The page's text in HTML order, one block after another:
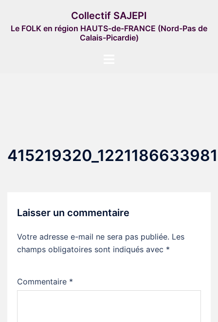
contenu
Collectif SAJEPI
Le FOLK en région HAUTS-de-FRANCE (Nord-Pas de
Calais-Picardie)
Laisser un commentaire
Votre adresse e-mail ne sera pas publiée. Les
champs obligatoires sont indiqués avec *
Commentaire *